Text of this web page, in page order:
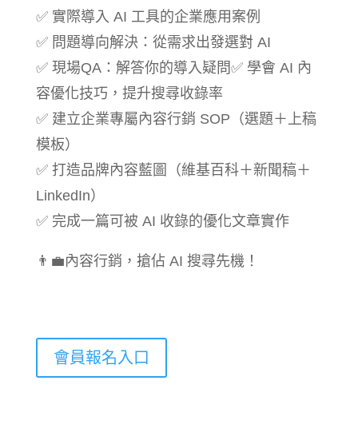
✅ 實際導入 AI 工具的企業應用案例
✅ 問題導向解決：從需求出發選對 AI
✅ 現場QA：解答你的導入疑問✅ 學會 AI 內
容優化技巧，提升搜尋收錄率
✅ 建立企業專屬內容行銷 SOP（選題＋上稿
模板）
✅ 打造品牌內容藍圖（維基百科＋新聞稿＋
LinkedIn）
✅ 完成一篇可被 AI 收錄的優化文章實作
👨‍💼內容行銷，搶佔 AI 搜尋先機！
會員報名入口